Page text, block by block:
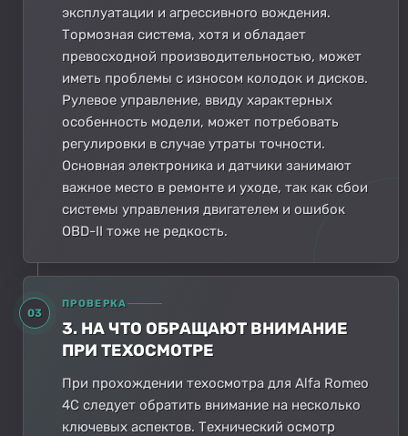
эксплуатации и агрессивного вождения.
Тормозная система, хотя и обладает
превосходной производительностью, может
иметь проблемы с износом колодок и дисков.
Рулевое управление, ввиду характерных
особенность модели, может потребовать
регулировки в случае утраты точности.
Основная электроника и датчики занимают
важное место в ремонте и уходе, так как сбои
системы управления двигателем и ошибок
OBD-II тоже не редкость.
03
ПРОВЕРКА
3. НА ЧТО ОБРАЩАЮТ ВНИМАНИЕ
ПРИ ТЕХОСМОТРЕ
При прохождении техосмотра для Alfa Romeo
4C следует обратить внимание на несколько
ключевых аспектов. Технический осмотр